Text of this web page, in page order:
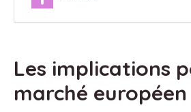
Les implications
marché européen